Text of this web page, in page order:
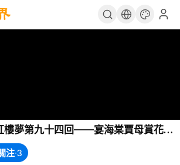
樓夢第九十四回——宴海棠賈母賞花
禍（上）
注·3